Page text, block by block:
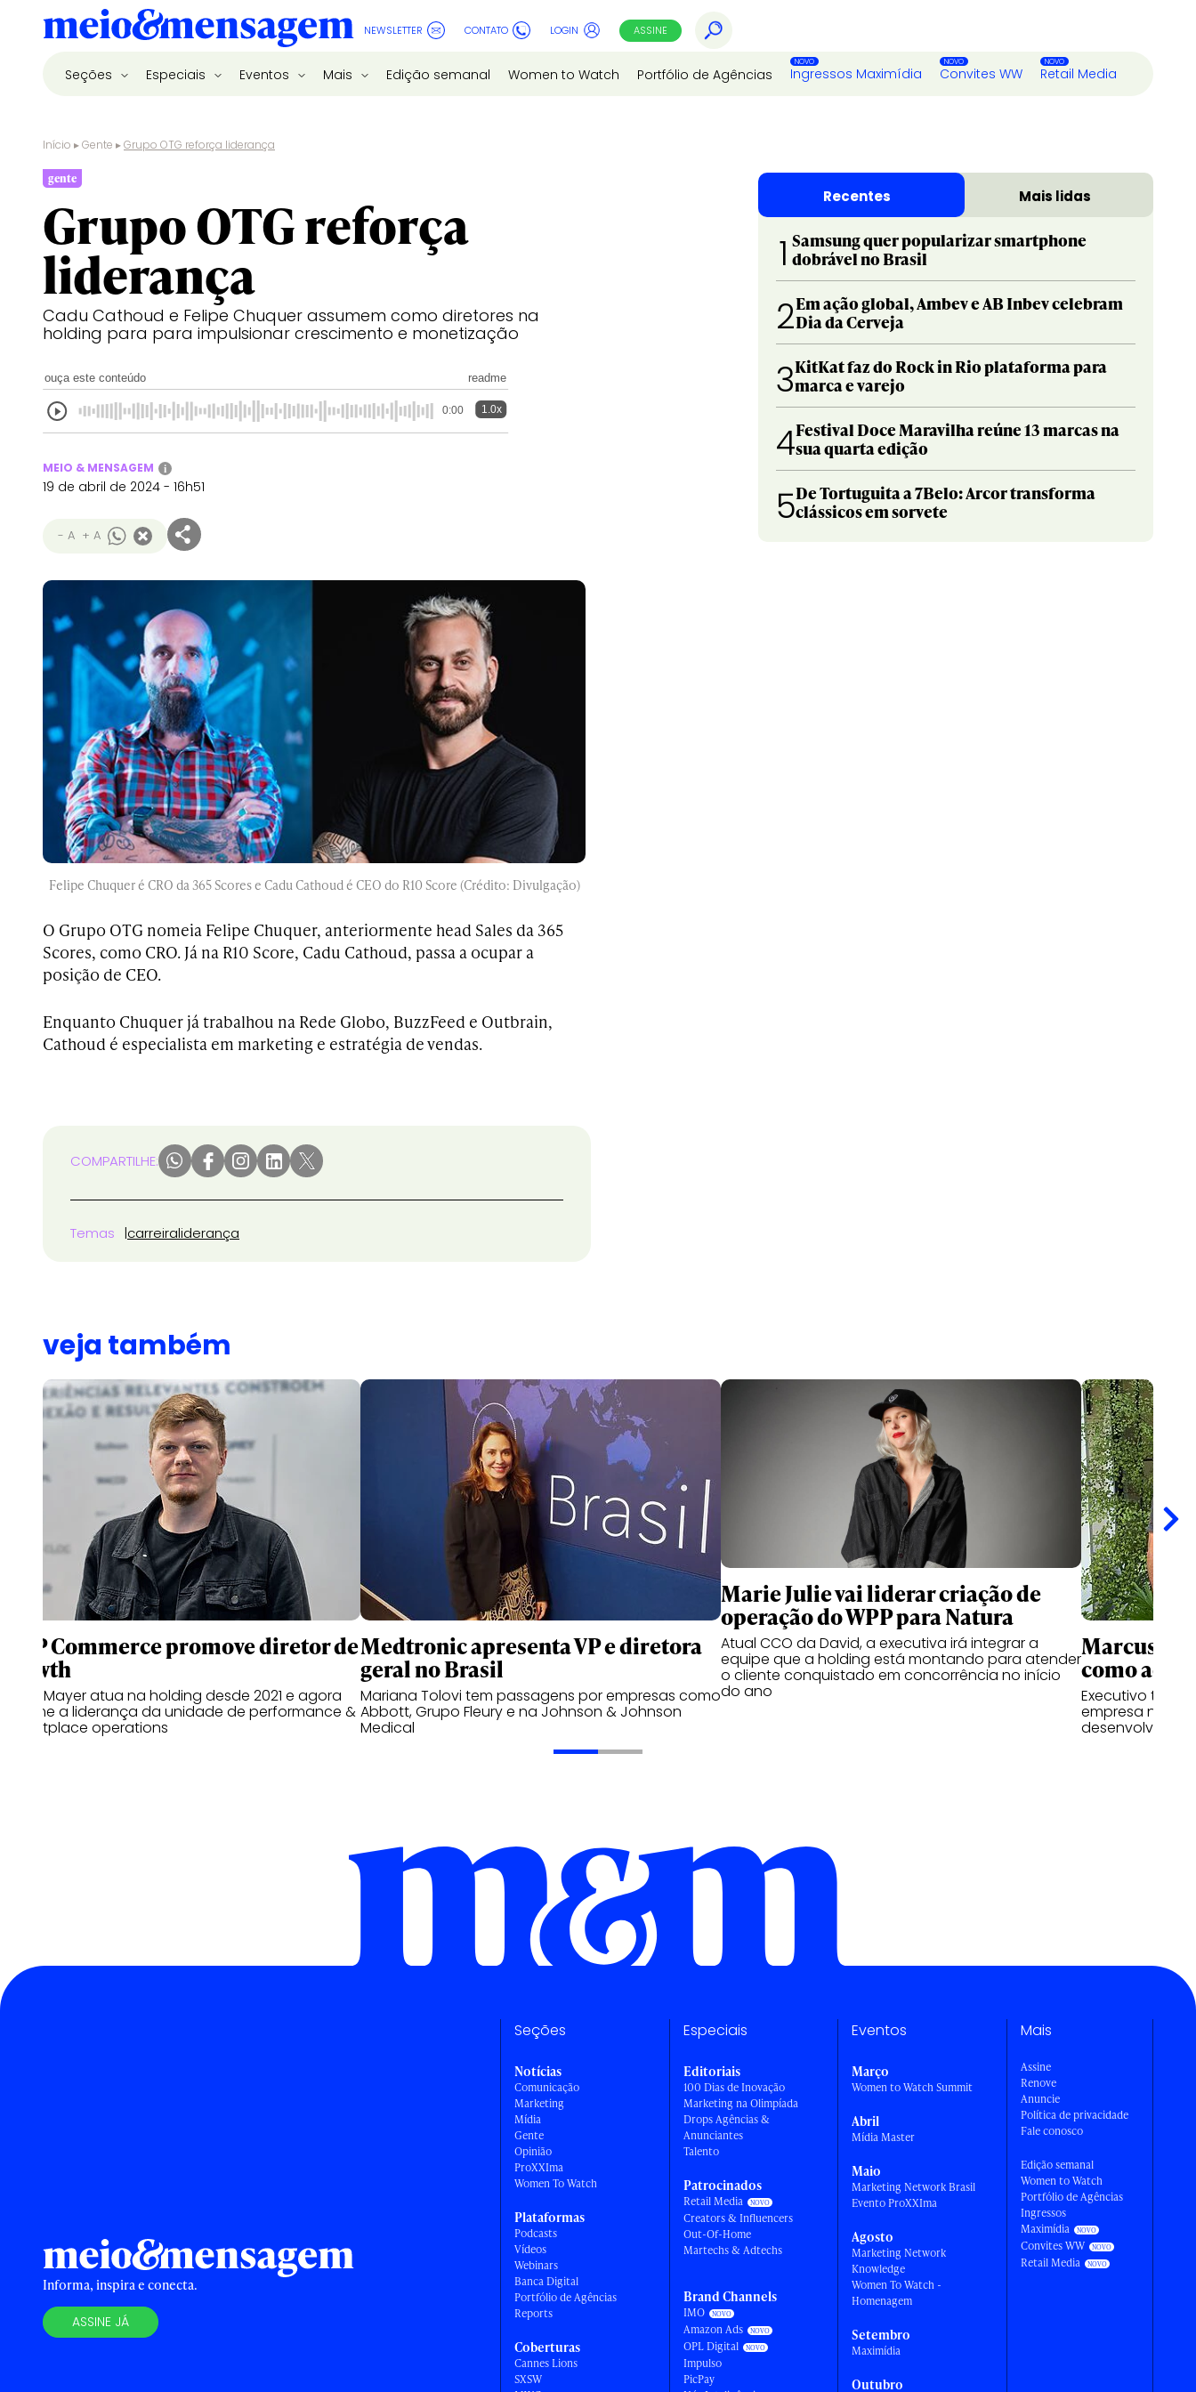
NEWSLETTER CONTATO LOGIN ASSINE
Seções Especiais Eventos Mais Edição semanal Women to Watch Portfólio de Agências Ingressos Maximídia Convites WW Retail Media
Início ▸Gente ▸Grupo OTG reforça liderança
gente
Grupo OTG reforça
liderança
Cadu Cathoud e Felipe Chuquer assumem como diretores na
holding para para impulsionar crescimento e monetização
ouça este conteúdo readme
0:00 1.0x
MEIO & MENSAGEM i
19 de abril de 2024 - 16h51
- A + A
Felipe Chuquer é CRO da 365 Scores e Cadu Cathoud é CEO do R10 Score (Crédito: Divulgação)
O Grupo OTG nomeia Felipe Chuquer, anteriormente head Sales da 365
Scores, como CRO. Já na R10 Score, Cadu Cathoud, passa a ocupar a
posição de CEO.
Enquanto Chuquer já trabalhou na Rede Globo, BuzzFeed e Outbrain,
Cathoud é especialista em marketing e estratégia de vendas.
COMPARTILHE:
Temas carreiraliderança
Recentes Mais lidas
1 Samsung quer popularizar smartphone
dobrável no Brasil
2Em ação global, Ambev e AB Inbev celebram
Dia da Cerveja
3KitKat faz do Rock in Rio plataforma para
marca e varejo
4Festival Doce Maravilha reúne 13 marcas na
sua quarta edição
5De Tortuguita a 7Belo: Arcor transforma
clássicos em sorvete
veja também
WPP Commerce promove diretor de
growth
Bruno Mayer atua na holding desde 2021 e agora
assume a liderança da unidade de performance &
marketplace operations
Medtronic apresenta VP e diretora
geral no Brasil
Mariana Tolovi tem passagens por empresas como
Abbott, Grupo Fleury e na Johnson & Johnson
Medical
Marie Julie vai liderar criação de
operação do WPP para Natura
Atual CCO da David, a executiva irá integrar a
equipe que a holding está montando para atender
o cliente conquistado em concorrência no início
do ano
Marcus
como
Executivo tem
empresa nas
Informa, inspira e conecta.
ASSINE JÁ
Seções
Notícias
Comunicação
Marketing
Mídia
Gente
Opinião
ProXXIma
Women To Watch
Plataformas
Podcasts
Vídeos
Webinars
Banca Digital
Portfólio de Agências
Reports
Coberturas
Cannes Lions
SXSW
Especiais
Editoriais
100 Dias de Inovação
Marketing na Olimpíada
Drops Agências &
Anunciantes
Talento
Patrocinados
Retail Media
Creators & Influencers
Out-Of-Home
Martechs & Adtechs
Brand Channels
IMO
Amazon Ads
OPL Digital
Impulso
PicPay
Eventos
Março
Women to Watch Summit
Abril
Mídia Master
Maio
Marketing Network Brasil
Evento ProXXIma
Agosto
Marketing Network
Knowledge
Women To Watch -
Homenagem
Setembro
Maximídia
Outubro
Mais
Assine
Renove
Anuncie
Política de privacidade
Fale conosco
Edição semanal
Women to Watch
Portfólio de Agências
Ingressos
Maximídia
Convites WW
Retail Media